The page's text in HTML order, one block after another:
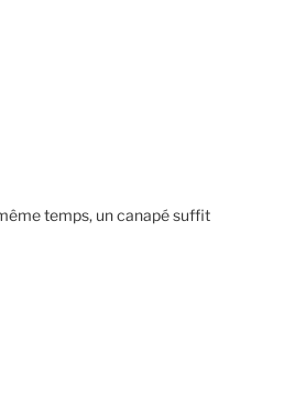
temps, un canapé suffit